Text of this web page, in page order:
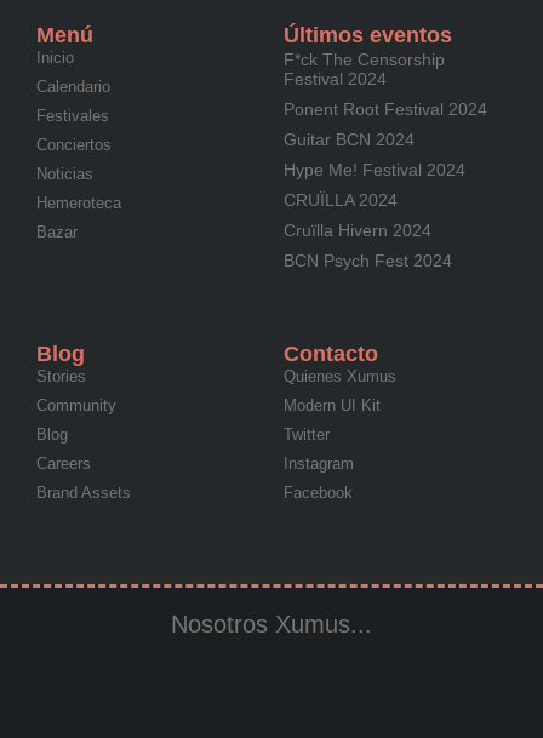
Menú
Inicio
Calendario
Festivales
Conciertos
Noticias
Hemeroteca
Bazar
Últimos eventos
F*ck The Censorship
Festival 2024
Ponent Root Festival 2024
Guitar BCN 2024
Hype Me! Festival 2024
CRUÏLLA 2024
Cruïlla Hivern 2024
BCN Psych Fest 2024
Blog
Stories
Community
Blog
Careers
Brand Assets
Contacto
Quienes Xumus
Modern UI Kit
Twitter
Instagram
Facebook
Nosotros Xumus...